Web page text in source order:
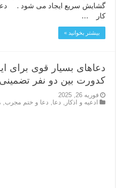
گشایش سریع ایجاد می شود .
کار …
بیشتر بخوانید »
دعاهای بسیار قوی برای
کدورت بین دو نفر تضمینی
فوریه 26, 2025
ادعيه و اذكار
دعا دعا و ختم مجرب